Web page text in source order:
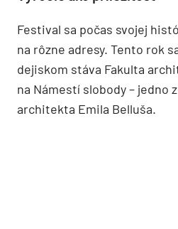
Festival sa počas svojej
na rôzne adresy. Tento rok
dejiskom stáva Fakulta
na Námestí slobody – jedno
architekta Emila Belluša.